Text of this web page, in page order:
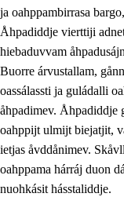
ja oahppambirrasa
Åhpadiddje vierttiji
hiebaduvvam
Buorre árvustallam,
oassálassti ja guládalli
åhpadimev. Åhpadiddje
oahppijt ulmijt biejatjit,
ietjas åvddånimev.
oahppama hárráj duon
nuohkásit hásstaliddje.